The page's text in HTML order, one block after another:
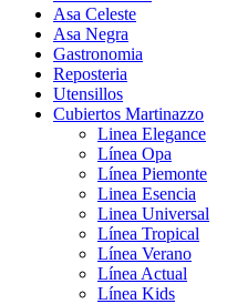
Asa Celeste
Asa Negra
Gastronomia
Reposteria
Utensillos
Cubiertos Martinazzo
Linea Elegance
Línea Opa
Línea Piemonte
Linea Esencia
Linea Universal
Línea Tropical
Línea Verano
Línea Actual
Línea Kids